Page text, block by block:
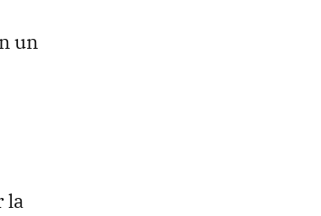
un
la